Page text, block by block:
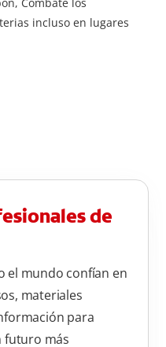
Combate los
incluso en lugares
de
el mundo confían en
materiales
para
futuro más